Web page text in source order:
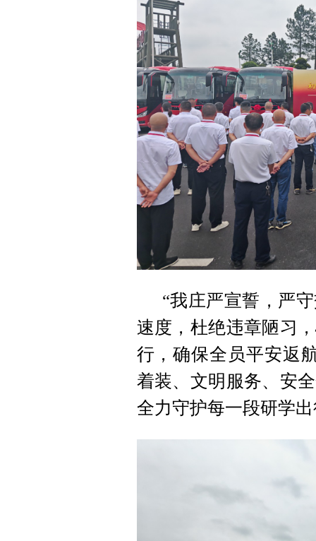
“我庄严宣誓，严
速度，杜绝违章陋习
行，确保全员平安返
着装、文明服务、安
全力守护每一段研学